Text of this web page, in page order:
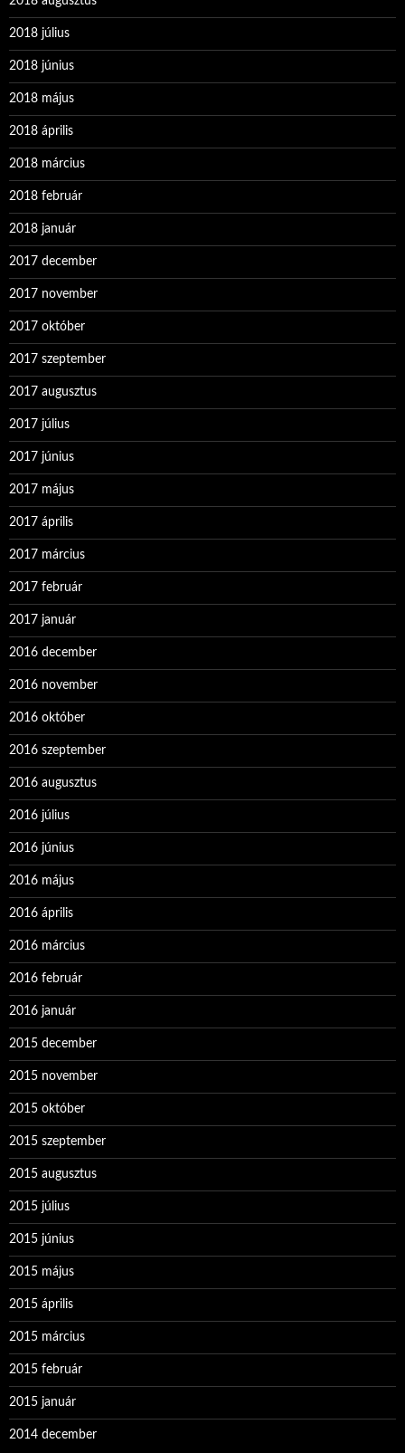
2018 július
2018 június
2018 május
2018 április
2018 március
2018 február
2018 január
2017 december
2017 november
2017 október
2017 szeptember
2017 augusztus
2017 július
2017 június
2017 május
2017 április
2017 március
2017 február
2017 január
2016 december
2016 november
2016 október
2016 szeptember
2016 augusztus
2016 július
2016 június
2016 május
2016 április
2016 március
2016 február
2016 január
2015 december
2015 november
2015 október
2015 szeptember
2015 augusztus
2015 július
2015 június
2015 május
2015 április
2015 március
2015 február
2015 január
2014 december